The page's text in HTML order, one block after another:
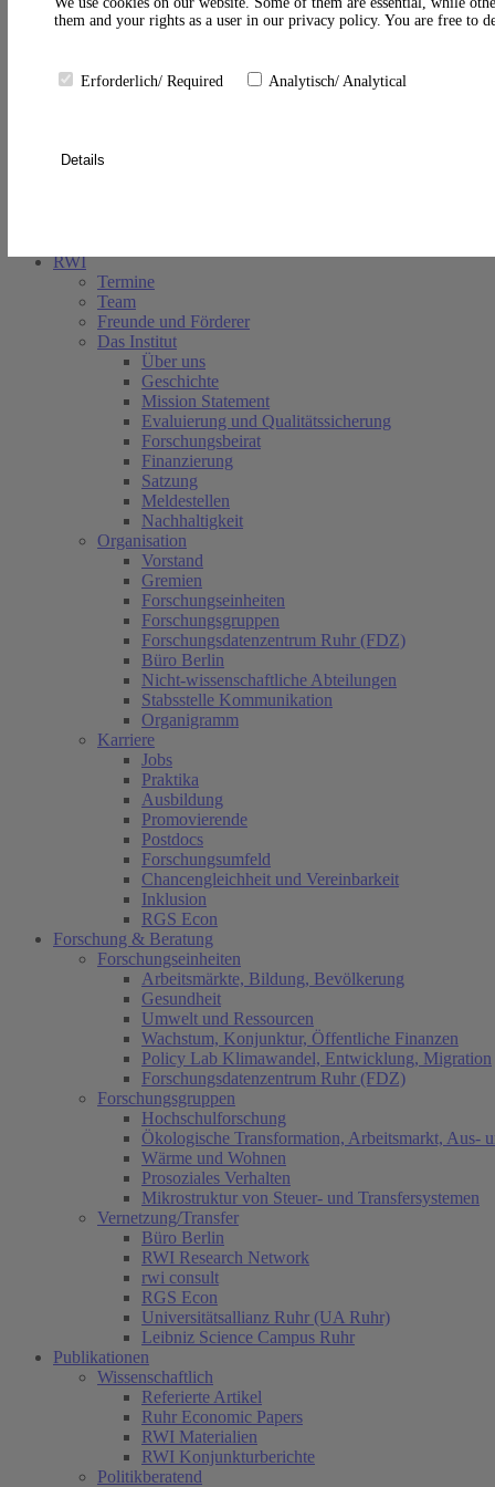
Suche schließen
RWI
Termine
Team
Freunde und Förderer
Das Institut
Über uns
Geschichte
Mission Statement
Evaluierung und Qualitätssicherung
Forschungsbeirat
Finanzierung
Satzung
Meldestellen
Nachhaltigkeit
Organisation
Vorstand
Gremien
Forschungseinheiten
Forschungsgruppen
Forschungsdatenzentrum Ruhr (FDZ)
Büro Berlin
Nicht-wissenschaftliche Abteilungen
Stabsstelle Kommunikation
Organigramm
Karriere
Jobs
Praktika
Ausbildung
Promovierende
Postdocs
Forschungsumfeld
Chancengleichheit und Vereinbarkeit
Inklusion
RGS Econ
Forschung & Beratung
Forschungseinheiten
Arbeitsmärkte, Bildung, Bevölkerung
Gesundheit
Umwelt und Ressourcen
Wachstum, Konjunktur, Öffentliche Finanzen
Policy Lab Klimawandel, Entwicklung, Migration
Forschungsdatenzentrum Ruhr (FDZ)
Forschungsgruppen
Hochschulforschung
Ökologische Transformation, Arbeitsmarkt, Aus-
Wärme und Wohnen
Prosoziales Verhalten
Mikrostruktur von Steuer- und Transfersystemen
Vernetzung/Transfer
Büro Berlin
RWI Research Network
rwi consult
RGS Econ
Universitätsallianz Ruhr (UA Ruhr)
Leibniz Science Campus Ruhr
Publikationen
Wissenschaftlich
Referierte Artikel
Ruhr Economic Papers
RWI Materialien
RWI Konjunkturberichte
Politikberatend
them and your rights as a user in our privacy policy. You are free to
Erforderlich/ Required Analytisch/ Analytical
Details